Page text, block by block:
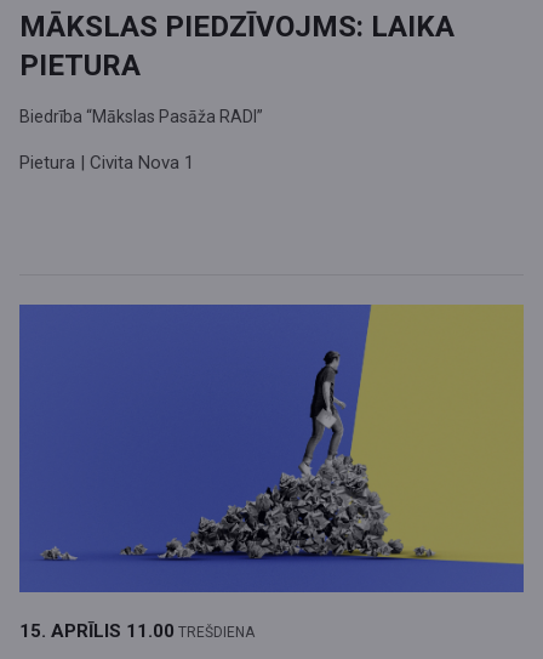
MĀKSLAS PIEDZĪVOJMS: LAIKA
PIETURA
Biedrība “Mākslas Pasāža RADI”
Pietura | Civita Nova 1
15. APRĪLIS 11.00 TREŠDIENA